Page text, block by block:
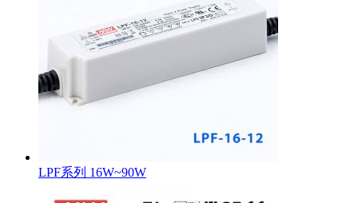
LPF系列 16W~90W